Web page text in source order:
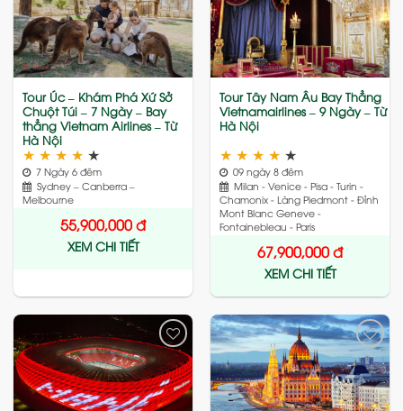
Add
to
wishlist
Tour Úc – Khám Phá Xứ Sở
Chuột Túi – 7 Ngày – Bay
thẳng Vietnam Airlines – Từ
Hà Nội
★ ★ ★ ★ ★
7 Ngày 6 đêm
Sydney – Canberra –
Melbourne
55,900,000đ
XEM CHI TIẾT
Add
to
wishlist
Tour Tây Nam Âu Bay Thẳng
Vietnamairlines – 9 Ngày – Từ
Hà Nội
★ ★ ★ ★ ★
09 ngày 8 đêm
Milan - Venice - Pisa - Turin -
Chamonix - Làng Piedmont - Đỉnh
Mont Blanc Geneve -
Fontainebleau - Paris
67,900,000đ
XEM CHI TIẾT
Add
to
wishlist
Add
to
wishlist